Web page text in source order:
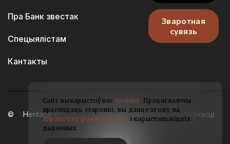
Пра Банк звестак
Спецыялістам
Кантакты
Зваротная
сувязь
Heritage.gov.by — гісторыка-культурныя каштоўнасці
Беларусі
Сайт выкарыстоўвае cookies. Працягваючы
праглядаць старонкі, вы даяце згоду на
апрацоўку файлаў cookie і карыстальніцкіх
дадзеных.